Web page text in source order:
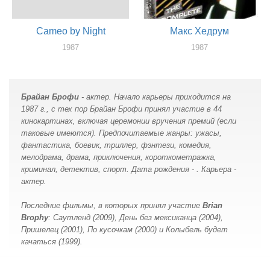
Cameo by Night
1987
Макс Хедрум
1987
Брайан Брофи - актер. Начало карьеры приходится на
1987 г., с тех пор Брайан Брофи принял участие в 44
кинокартинах, включая церемонии вручения премий (если
таковые имеются). Предпочитаемые жанры: ужасы,
фантастика, боевик, триллер, фэнтези, комедия,
мелодрама, драма, приключения, короткометражка,
криминал, детектив, спорт. Дата рождения - . Карьера -
актер.
Последние фильмы, в которых принял участие Brian
Brophy: Саутленд (2009), День без мексиканца (2004),
Пришелец (2001), По кусочкам (2000) и Колыбель будет
качаться (1999).